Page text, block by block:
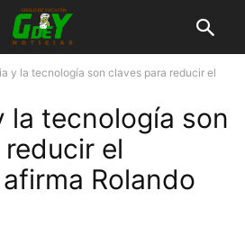
y la tecnología son claves para reducir el
la tecnología son
el
Rolando